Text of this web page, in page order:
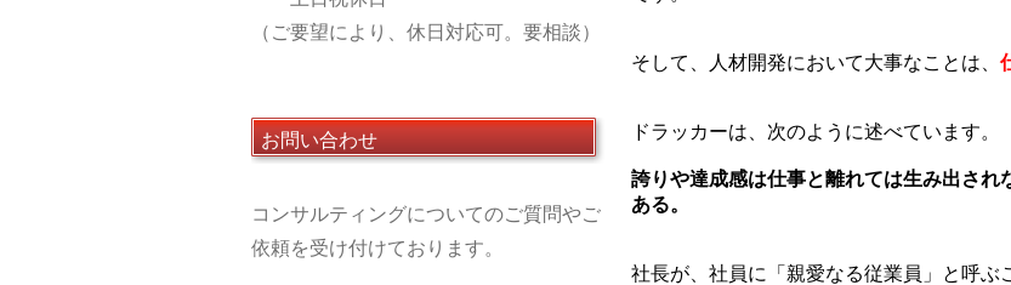
（ご要望により、休日対応可。要相談）
お問い合わせ
コンサルティングについてのご質問やご
依頼を受け付けております。
そして、人材開発において大事なことは、
ドラッカーは、次のように述べています。
誇りや達成感は仕事と離れては生み出さ
ある。
社長が、社員に「親愛なる従業員」と呼